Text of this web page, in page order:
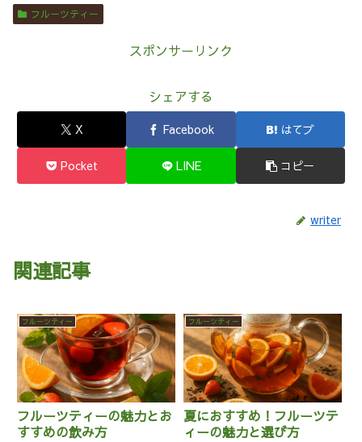
フルーツティー
スポンサーリンク
シェアする
X Facebook はてブ
Pocket LINE コピー
writer
関連記事
フルーツティー
フルーツティーの魅力とお
すすめの飲み方
フルーツティー
夏におすすめ！フルーツテ
ィーの魅力と選び方